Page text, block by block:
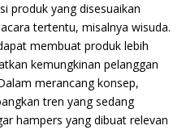
produk yang disesuaikan
tertentu, misalnya wisuda.
membuat produk lebih
kemungkinan pelanggan
merancang konsep,
tren yang sedang
hampers yang dibuat relevan